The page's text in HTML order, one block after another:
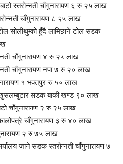
बाटो स्तरोन्नती चाँगुनारायण ६ रु २५ लाख
चाँगुनारायण ८ २५ लाख
सोलीथुम्को हुँदै लामिछाने टोल सडक
चाँगुनारायण ४ रु २५ लाख
चाँगुनारायण नपा ७ रु २० लाख
१ भक्तपुर रु ५० लाख
सडक बाकी खण्ड ९० लाख
चाँगुनारायण २ रु २५ लाख
चाँगुनारायण ३ रु ४० लाख
२ रु ७५ लाख
जाने सडक स्तरोन्नती चाँगुनारायण ७